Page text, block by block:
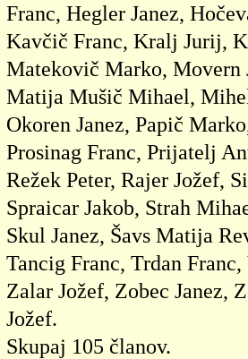
Franc, Hegler Janez,
Kavčič Franc, Kralj Jurij,
Matekovič Marko, Movern
Matija Mušič Mihael,
Okoren Janez, Papič
Prosinag Franc, Prijatelj
Režek Peter, Rajer Jožef,
Spraicar Jakob, Strah
Skul Janez, Šavs Matija
Tancig Franc, Trdan
Zalar Jožef, Zobec Janez,
Jožef.
Skupaj 105 članov.